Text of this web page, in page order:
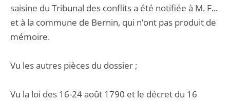
saisine du Tribunal des conflits a été notifiée à M. F...
et à la commune de Bernin, qui n’ont pas produit de
mémoire.
Vu les autres pièces du dossier ;
Vu la loi des 16-24 août 1790 et le décret du 16